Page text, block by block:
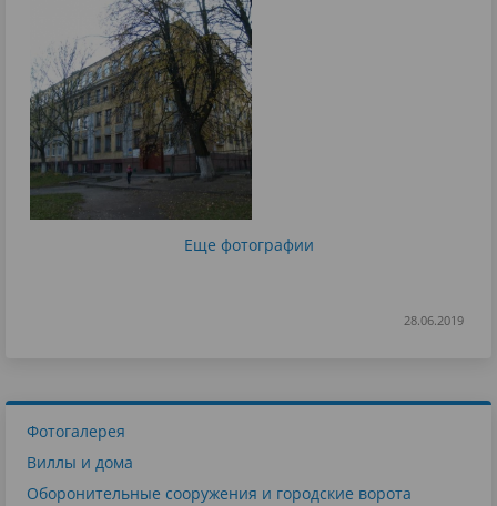
Еще фотографии
28.06.2019
Фотогалерея
Виллы и дома
Оборонительные сооружения и городские ворота